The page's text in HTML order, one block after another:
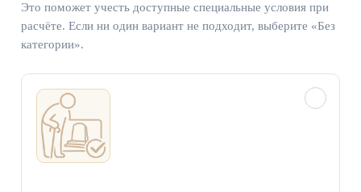
Это поможет учесть доступные специальные условия при
расчёте. Если ни один вариант не подходит, выберите «Без
категории».